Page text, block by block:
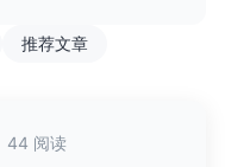
推荐文章
44 阅读